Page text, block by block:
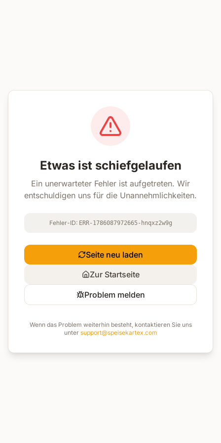
Etwas ist schiefgelaufen
Ein unerwarteter Fehler ist aufgetreten. Wir
entschuldigen uns für die Unannehmlichkeiten.
Fehler-ID: ERR-1786087972665-hnqxz2w9g
Seite neu laden
Zur Startseite
Problem melden
Wenn das Problem weiterhin besteht, kontaktieren Sie uns
unter support@speisekartex.com